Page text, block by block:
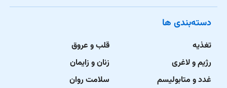
دسته‌بندی ها
تغذیه
رژیم و لاغری
غدد و متابولیسم
قلب و عروق
زنان و زایمان
سلامت روان